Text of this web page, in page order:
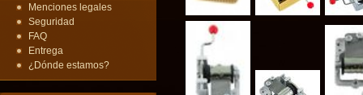
Menciones legales
Seguridad
FAQ
Entrega
¿Dónde estamos?